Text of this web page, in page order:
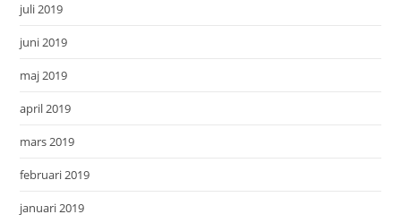
juli 2019
juni 2019
maj 2019
april 2019
mars 2019
februari 2019
januari 2019